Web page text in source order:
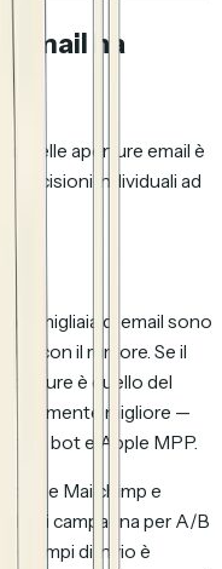
email ha
delle aperture email è
decisioni individuali ad
o migliaia di email sono
con il rumore. Se il
è quello del
migliore —
da bot e Apple MPP.
come Mailchimp e
di campagna per A/B
tempi di invio è